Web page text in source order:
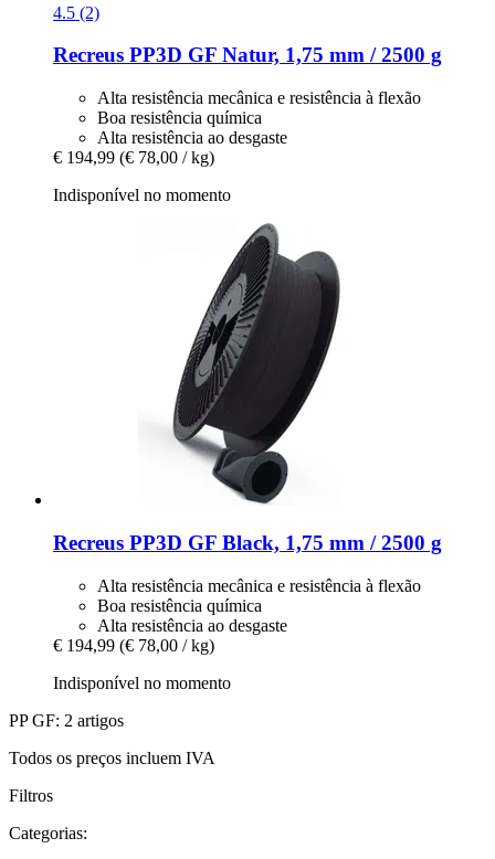
4.5 (2)
Recreus PP3D GF Natur, 1,75 mm / 2500 g
Alta resistência mecânica e resistência à flexão
Boa resistência química
Alta resistência ao desgaste
€ 194,99 (€ 78,00 / kg)
Indisponível no momento
Recreus PP3D GF Black, 1,75 mm / 2500 g
Alta resistência mecânica e resistência à flexão
Boa resistência química
Alta resistência ao desgaste
€ 194,99 (€ 78,00 / kg)
Indisponível no momento
PP GF: 2 artigos
Todos os preços incluem IVA
Filtros
Categorias: